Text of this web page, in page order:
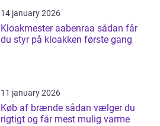
14 january 2026
Kloakmester aabenraa sådan får
du styr på kloakken første gang
11 january 2026
Køb af brænde sådan vælger du
rigtigt og får mest mulig varme